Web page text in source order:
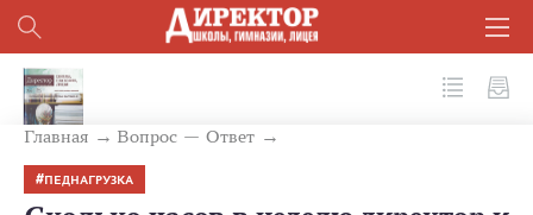
Главная Вопрос — Ответ
ПЕДНАГРУЗКА